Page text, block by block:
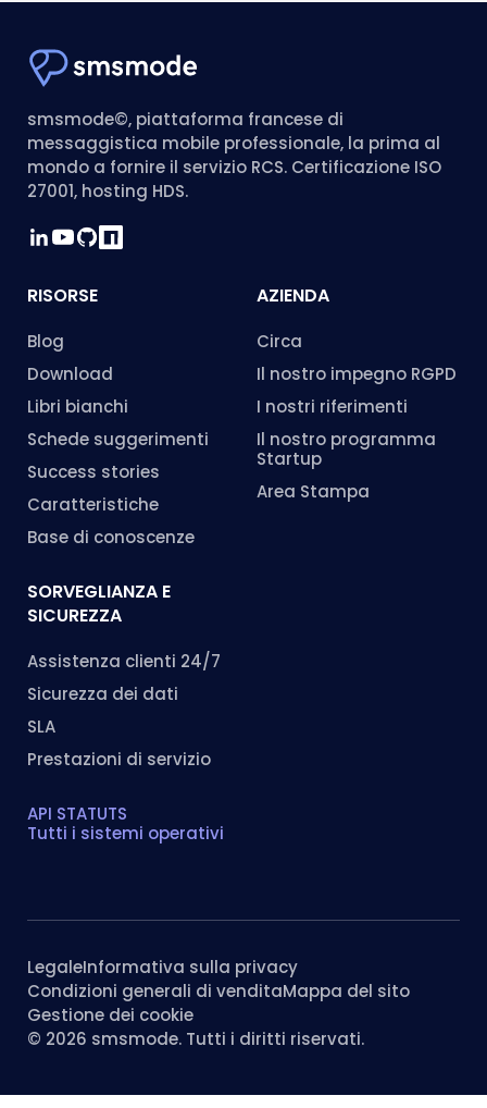
smsmode©, piattaforma francese di
messaggistica mobile professionale, la prima al
mondo a fornire il servizio RCS. Certificazione ISO
27001, hosting HDS.
RISORSE
Blog
Download
Libri bianchi
Schede suggerimenti
Success stories
Caratteristiche
Base di conoscenze
AZIENDA
Circa
Il nostro impegno RGPD
I nostri riferimenti
Il nostro programma
Startup
Area Stampa
SORVEGLIANZA E
SICUREZZA
Assistenza clienti 24/7
Sicurezza dei dati
SLA
Prestazioni di servizio
API STATUTS
Tutti i sistemi operativi
© 2026 smsmode. Tutti i diritti riservati.
LegaleInformativa sulla privacy
Condizioni generali di venditaMappa del sito
Gestione dei cookie